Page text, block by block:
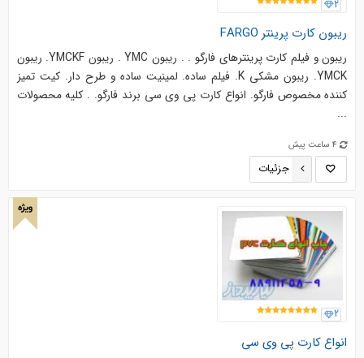
2
ریبون کارت پرینتر FARGO
ریبون و فیلم کارت پرینترهای فارگو . . ریبون YMC . ریبون YMCKF. ریبون
YMCK. ریبون مشکی K. فیلم ساده. لمینیت ساده و طرح دار. کیت تمیز
کننده مخصوص فارگو. انواع کارت پی وی سی برند فارگو. . کليه‌ محصولات
...
4 ساعت پیش
جزئیات
ویژه
2
انواع کارت پی وی سی